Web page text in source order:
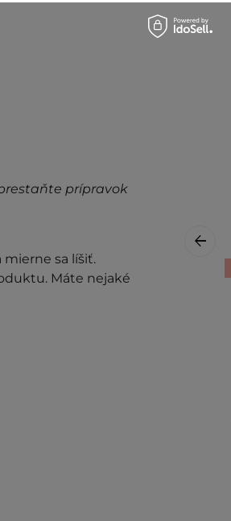
prípravok
sa líšiť.
Máte nejaké